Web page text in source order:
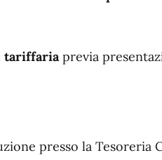
tariffariaprevia
presso la Tesoreria